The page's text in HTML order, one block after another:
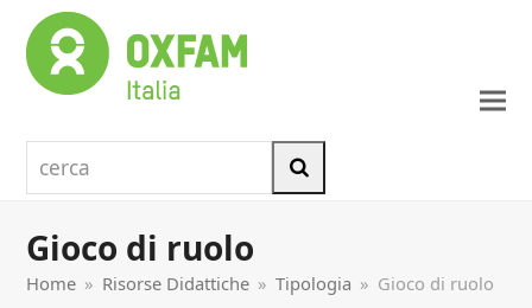
cerca
Gioco di ruolo
Home » Risorse Didattiche » Tipologia » Gioco di ruolo